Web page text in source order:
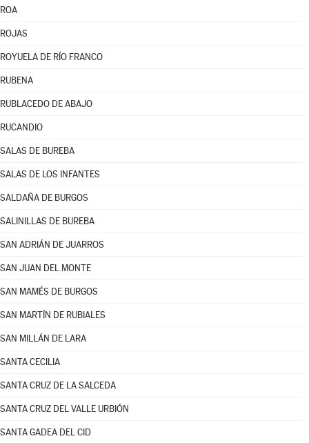
ROA
ROJAS
ROYUELA DE RÍO FRANCO
RUBENA
RUBLACEDO DE ABAJO
RUCANDIO
SALAS DE BUREBA
SALAS DE LOS INFANTES
SALDAÑA DE BURGOS
SALINILLAS DE BUREBA
SAN ADRIÁN DE JUARROS
SAN JUAN DEL MONTE
SAN MAMÉS DE BURGOS
SAN MARTÍN DE RUBIALES
SAN MILLÁN DE LARA
SANTA CECILIA
SANTA CRUZ DE LA SALCEDA
SANTA CRUZ DEL VALLE URBIÓN
SANTA GADEA DEL CID